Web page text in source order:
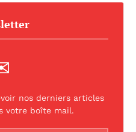
nos derniers articles
votre boîte mail.